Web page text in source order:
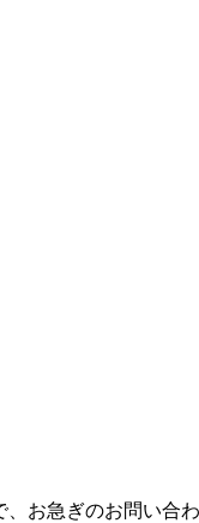
お急ぎのお問い合